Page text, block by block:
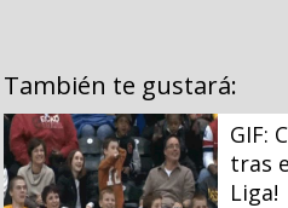
También te gustará:
GIF:
tras
Liga!